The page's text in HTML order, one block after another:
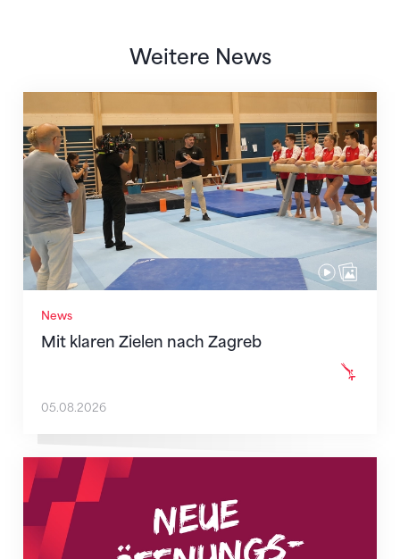
Weitere News
News
Mit klaren Zielen nach Zagreb
Mit klaren Zielen nach Zagreb
05.08.2026
Neue Empfangszeiten ab 1. August 2026